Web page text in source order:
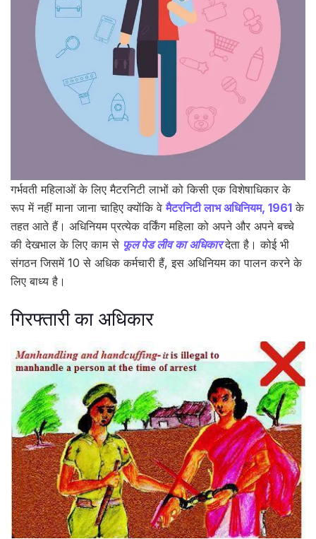
गर्भवती महिलाओं के लिए मैटरनिटी लाभों को किसी एक विशेषाधिकार के
रूप में नहीं माना जाना चाहिए क्योंकि वेमैटरनिटी लाभ अधिनियम, 1961 के
तहत आते हैं। अधिनियम प्रत्येक वर्किंग महिला को अपने और अपने बच्चे
की देखभाल के लिए काम से फूल पेड लीव का अधिकारदेता है। कोई भी
संगठन जिसमें 10 से अधिक कर्मचारी हैं, इस अधिनियम का पालन करने के
लिए बाध्य है।
गिरफ्तारी का अधिकार